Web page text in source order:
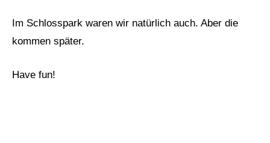
Im Schlosspark waren wir natürlich auch. Aber die
kommen später.
Have fun!